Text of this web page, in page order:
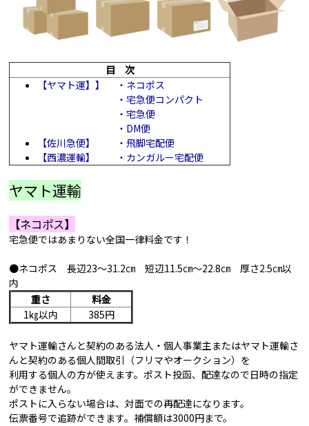
目 次
【ヤマト運】】 ・ネコポス
・宅急便コンパクト
・宅急便
・DM便
【佐川急便】 ・飛脚宅配便
【西濃運輸】 ・カンガルー宅配便
ヤマト運輸
【ネコポス】
宅急便ではあまりない全国一律料金です！
●ネコポス 長辺23～31.2㎝ 短辺11.5㎝～22.8㎝ 厚さ2.5㎝以
内
重さ
料金
1㎏以内
385円
ヤマト運輸さんと契約のある法人・個人事業主またはヤマト運輸さ
んと契約のある個人間取引（フリマやオークション）を
利用する個人の方が使えます。ポスト投函、配達なので日時の指定
ができません。
ポストに入らない場合は、対面での再配達になります。
伝票番号で追跡ができます。補償額は3000円まで。